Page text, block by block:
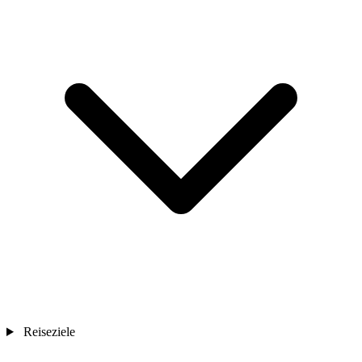
Reiseziele